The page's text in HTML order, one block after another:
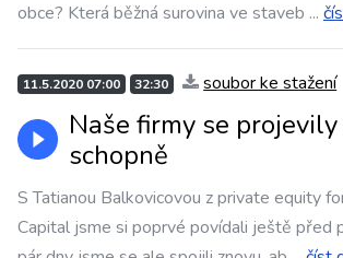
obce? Která běžná surovina ve staveb ...
11.5.2020 07:00 32:30 soubor ke stažení
Naše firmy se
schopně
S Tatianou Balkovicovou z private equity
Capital jsme si poprvé povídali ještě před